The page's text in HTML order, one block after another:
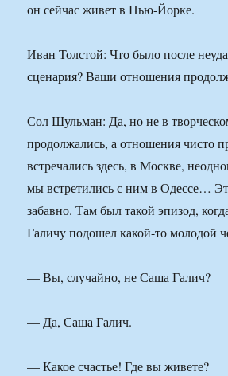
он сейчас живет в Нью-Йорке.
Иван Толстой: Что было после
сценария? Ваши отношения
Сол Шульман: Да, но не в
продолжались, а отношения чисто
встречались здесь, в Москве,
мы встретились с ним в Одессе…
забавно. Там был такой эпизод,
Галичу подошел какой-то молодой
— Вы, случайно, не Саша Галич?
— Да, Саша Галич.
— Какое счастье! Где вы живете?